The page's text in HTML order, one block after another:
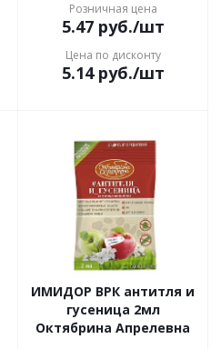
Розничная цена
5.47руб./шт
Цена по дисконту
5.14руб./шт
ИМИДОР ВРК антитля и
гусеница 2мл
Октябрина Апрелевна